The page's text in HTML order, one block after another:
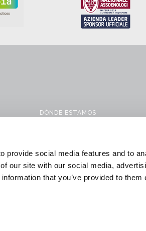
provide social media features and to
our site with our social media,
that you’ve provided to them
DÓNDE ESTAMOS
DOWNLOAD
GENERAL CONDITIONS OF SALE